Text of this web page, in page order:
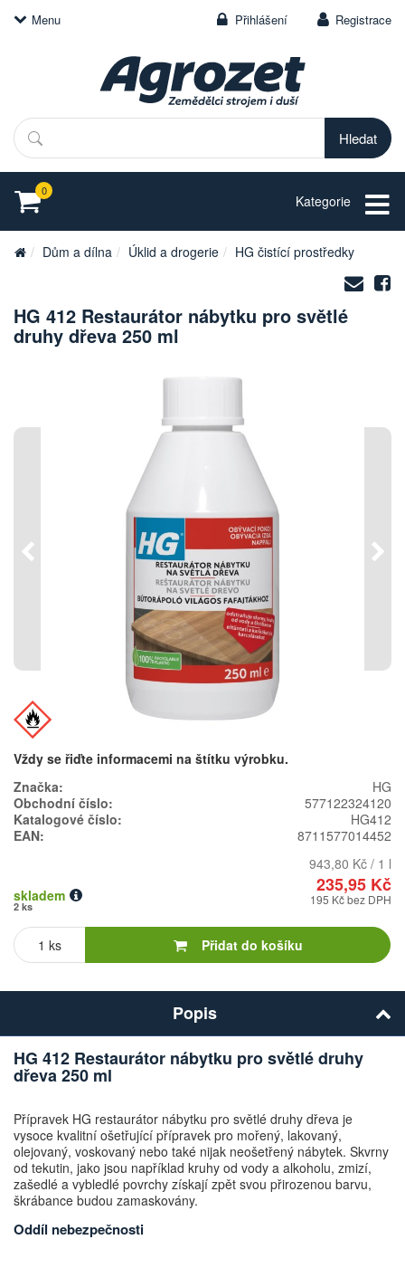
Menu Přihlášení Registrace
Hledat
0
Kategorie
Dům a dílna Úklid a drogerie HG čistící prostředky
na
HG 412 Restaurátor nábytku pro světlé
druhy dřeva 250 ml
Předchozí
Vždy se řiďte informacemi na štítku výrobku.
Značka:
HG
Obchodní číslo:
577122324120
Katalogové číslo:
HG412
EAN:
8711577014452
943,80 Kč / 1 l
235,95 Kč
skladem
2 ks 195 Kč bez DPH
Počet
Přidat do košíku
Popis
HG 412 Restaurátor nábytku pro světlé druhy
dřeva 250 ml
Přípravek HG restaurátor nábytku pro světlé druhy dřeva je
vysoce kvalitní ošetřující přípravek pro mořený, lakovaný,
olejovaný, voskovaný nebo také nijak neošetřený nábytek. Skvrny
od tekutin, jako jsou například kruhy od vody a alkoholu, zmizí,
zašedlé a vybledlé povrchy získají zpět svou přirozenou barvu,
škrábance budou zamaskovány.
Oddíl nebezpečnosti